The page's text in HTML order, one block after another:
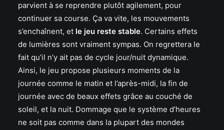
parvient à se reprendre plutôt agilement, pour
continuer sa course. Ça va vite, les mouvements
s’enchaînent, et le jeu reste stable. Certains effets
de lumières sont vraiment sympas. On regrettera le
fait qu’il n’y ait pas de cycle jour/nuit dynamique.
Ainsi, le jeu propose plusieurs moments de la
journée comme le matin et l’après-midi, la fin de
journée avec de beaux effets grâce au couché de
soleil, et la nuit. Dommage que le système d’heures
ne soit pas comme dans la plupart des mondes